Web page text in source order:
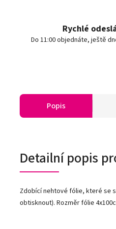
Rychlé
Do 11:00 objednáte, ještě
Popis
Detailní popis
Zdobící nehtové fólie, které se
obtisknout). Rozměr fólie